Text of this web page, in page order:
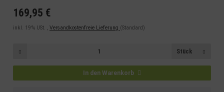
169,95 €
inkl. 19% USt. , Versandkostenfreie Lieferung (Standard)
Stück
In den Warenkorb